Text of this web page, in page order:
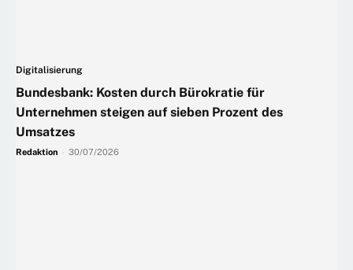
Digitalisierung
Bundesbank: Kosten durch Bürokratie für
Unternehmen steigen auf sieben Prozent des
Umsatzes
Redaktion 30/07/2026